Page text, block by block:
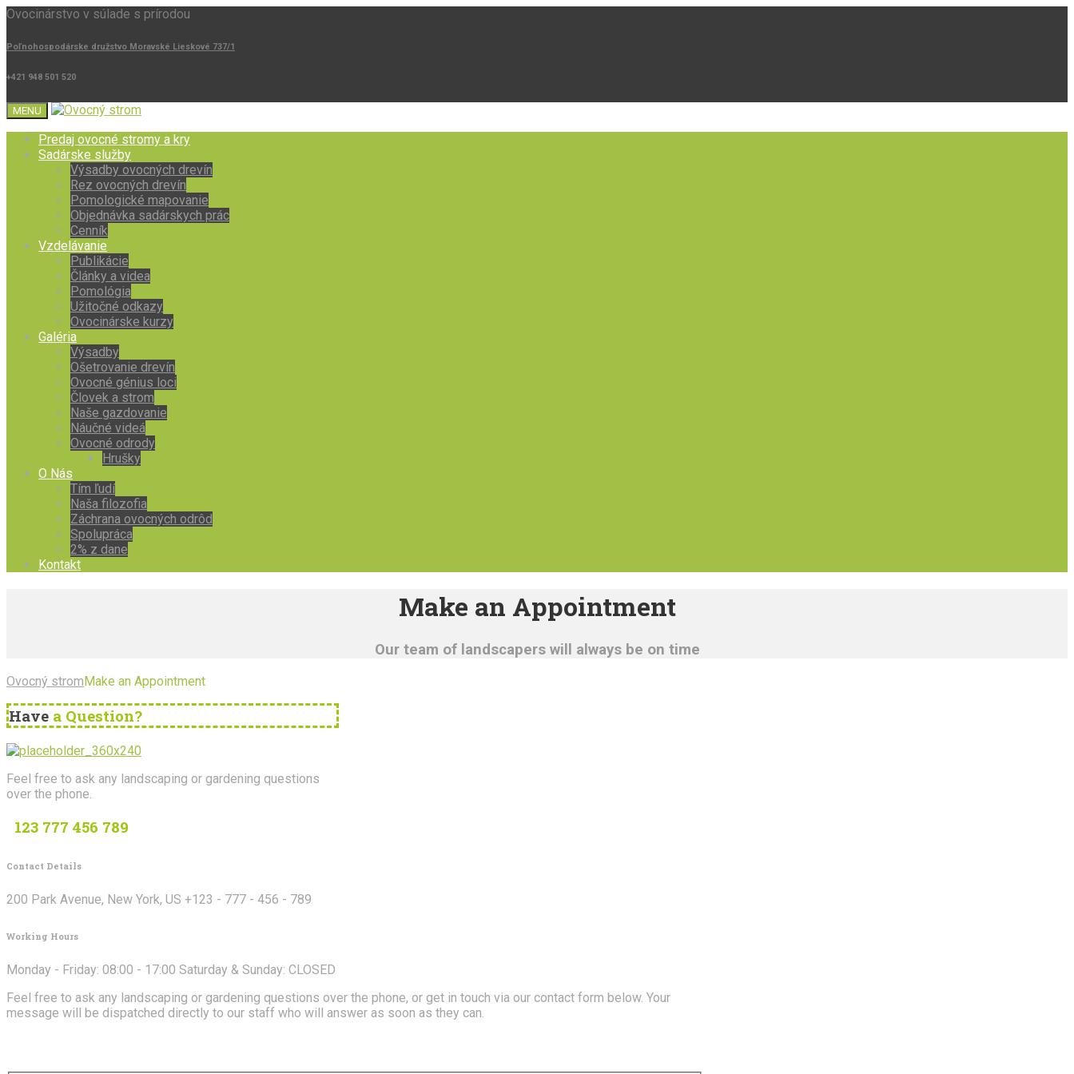
Ovocinárstvo v súlade s prírodou
Poľnohospodárske družstvo Moravské Lieskové 737/1
+421 948 501 520
MENU
Predaj ovocné stromy a kry
Sadárske služby
Výsadby ovocných drevín
Rez ovocných drevín
Pomologické mapovanie
Objednávka sadárskych prác
Cenník
Vzdelávanie
Publikácie
Články a videa
Pomológia
Užitočné odkazy
Ovocinárske kurzy
Galéria
Výsadby
Ošetrovanie drevín
Ovocné génius loci
Človek a strom
Naše gazdovanie
Náučné videá
Ovocné odrody
Hrušky
O Nás
Tím ľudí
Naša filozofia
Záchrana ovocných odrôd
Spolupráca
2% z dane
Kontakt
Make an Appointment
Our team of landscapers will always be on time
Ovocný stromMake an Appointment
Have a Question?
Feel free to ask any landscaping or gardening questions
over the phone.
123 777 456 789
Contact Details
200 Park Avenue, New York, US +123 - 777 - 456 - 789
Working Hours
Monday - Friday: 08:00 - 17:00 Saturday & Sunday: CLOSED
Feel free to ask any landscaping or gardening questions over the phone, or get in touch via our contact form below. Your
message will be dispatched directly to our staff who will answer as soon as they can.